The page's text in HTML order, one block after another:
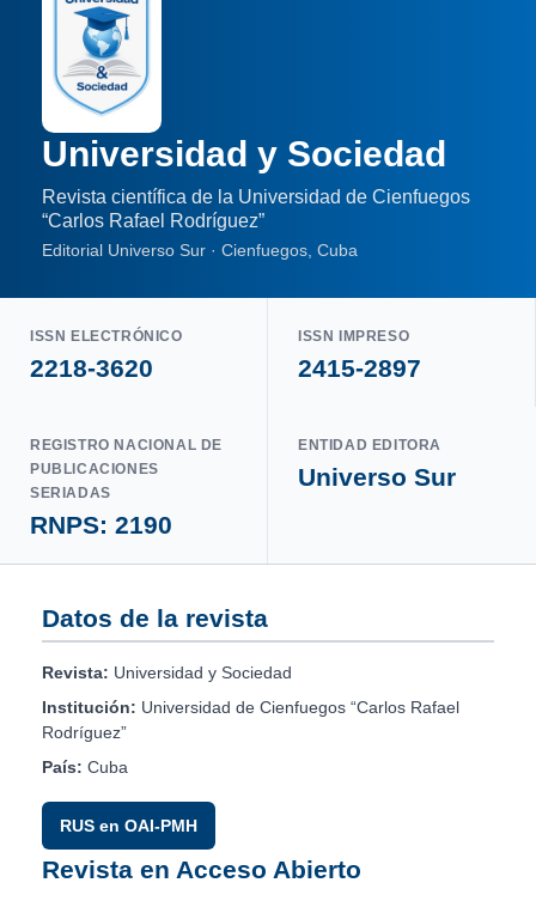
Universidad y Sociedad
Revista científica de la Universidad de Cienfuegos
“Carlos Rafael Rodríguez”
Editorial Universo Sur · Cienfuegos, Cuba
ISSN ELECTRÓNICO
2218-3620
ISSN IMPRESO
2415-2897
REGISTRO NACIONAL DE
PUBLICACIONES
SERIADAS
RNPS: 2190
ENTIDAD EDITORA
Universo Sur
Datos de la revista
Revista: Universidad y Sociedad
Institución: Universidad de Cienfuegos “Carlos Rafael
Rodríguez”
País: Cuba
RUS en OAI-PMH
Revista en Acceso Abierto